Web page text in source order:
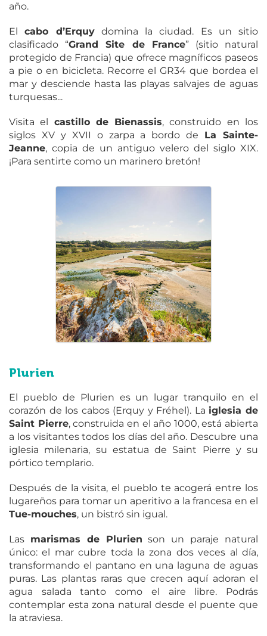
año.
Elcabo d’Erquydomina la ciudad. Es un sitio
clasificado “Grand Site de France” (sitio natural
protegido de Francia) que ofrece magníficos paseos
a pie o en bicicleta. Recorre el GR34 que bordea el
mar y desciende hasta las playas salvajes de aguas
turquesas...
Visita el castillo de Bienassis, construido en los
siglos XV y XVII o zarpa a bordo de La Sainte-
Jeanne, copia de un antiguo velero del siglo XIX.
¡Para sentirte como un marinero bretón!
Plurien
El pueblo de Plurien es un lugar tranquilo en el
corazón de los cabos (Erquy y Fréhel). La iglesia de
Saint Pierre, construida en el año 1000, está abierta
a los visitantes todos los días del año. Descubre una
iglesia milenaria, su estatua de Saint Pierre y su
pórtico templario.
Después de la visita, el pueblo te acogerá entre los
lugareños para tomar un aperitivo a la francesa en el
Tue-mouches, un bistró sin igual.
Las marismas de Plurien son un paraje natural
único: el mar cubre toda la zona dos veces al día,
transformando el pantano en una laguna de aguas
puras. Las plantas raras que crecen aquí adoran el
agua salada tanto como el aire libre. Podrás
contemplar esta zona natural desde el puente que
la atraviesa.